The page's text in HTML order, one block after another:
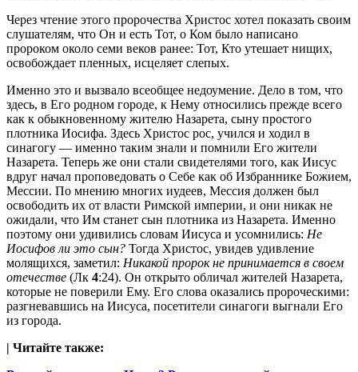
Через чтение этого пророчества Христос хотел показать своим
слушателям, что Он и есть Тот, о Ком было написано
пророком около семи веков ранее: Тот, Кто утешает нищих,
освобождает пленных, исцеляет слепых.
Именно это и вызвало всеобщее недоумение. Дело в том, что
здесь, в Его родном городе, к Нему относились прежде всего
как к обыкновенному жителю Назарета, сыну простого
плотника Иосифа. Здесь Христос рос, учился и ходил в
синагогу — именно таким знали и помнили Его жители
Назарета. Теперь же они стали свидетелями того, как Иисус
вдруг начал проповедовать о Себе как об Избраннике Божием,
Мессии. По мнению многих иудеев, Мессия должен был
освободить их от власти Римской империи, и они никак не
ожидали, что Им станет сын плотника из Назарета. Именно
поэтому они удивились словам Иисуса и усомнились: Не
Иосифов ли это сын? Тогда Христос, увидев удивление
молящихся, заметил: Никакой пророк не принимается в своем
отечестве (Лк 4:24). Он открыто обличал жителей Назарета,
которые не поверили Ему. Его слова оказались пророческими:
разгневавшись на Иисуса, посетители синагоги выгнали Его
из города.
| Читайте также: